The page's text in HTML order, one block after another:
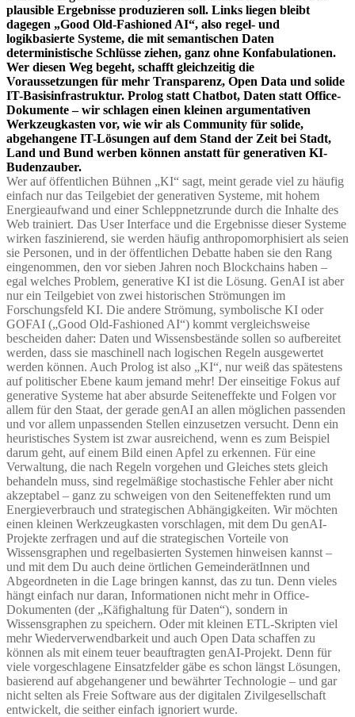
plausible Ergebnisse produzieren soll. Links liegen bleibt
dagegen „Good Old-Fashioned AI“, also regel- und
logikbasierte Systeme, die mit semantischen Daten
deterministische Schlüsse ziehen, ganz ohne Konfabulationen.
Wer diesen Weg begeht, schafft gleichzeitig die
Voraussetzungen für mehr Transparenz, Open Data und solide
IT-Basisinfrastruktur. Prolog statt Chatbot, Daten statt Office-
Dokumente – wir schlagen einen kleinen argumentativen
Werkzeugkasten vor, wie wir als Community für solide,
abgehangene IT-Lösungen auf dem Stand der Zeit bei Stadt,
Land und Bund werben können anstatt für generativen KI-
Budenzauber.
Wer auf öffentlichen Bühnen „KI“ sagt, meint gerade viel zu häufig
einfach nur das Teilgebiet der generativen Systeme, mit hohem
Energieaufwand und einer Schleppnetzrunde durch die Inhalte des
Web trainiert. Das User Interface und die Ergebnisse dieser Systeme
wirken faszinierend, sie werden häufig anthropomorphisiert als seien
sie Personen, und in der öffentlichen Debatte haben sie den Rang
eingenommen, den vor sieben Jahren noch Blockchains haben –
egal welches Problem, generative KI ist die Lösung. GenAI ist aber
nur ein Teilgebiet von zwei historischen Strömungen im
Forschungsfeld KI. Die andere Strömung, symbolische KI oder
GOFAI („Good Old-Fashioned AI“) kommt vergleichsweise
bescheiden daher: Daten und Wissensbestände sollen so aufbereitet
werden, dass sie maschinell nach logischen Regeln ausgewertet
werden können. Auch Prolog ist also „KI“, nur weiß das spätestens
auf politischer Ebene kaum jemand mehr! Der einseitige Fokus auf
generative Systeme hat aber absurde Seiteneffekte und Folgen vor
allem für den Staat, der gerade genAI an allen möglichen passenden
und vor allem unpassenden Stellen einzusetzen versucht. Denn ein
heuristisches System ist zwar ausreichend, wenn es zum Beispiel
darum geht, auf einem Bild einen Apfel zu erkennen. Für eine
Verwaltung, die nach Regeln vorgehen und Gleiches stets gleich
behandeln muss, sind regelmäßige stochastische Fehler aber nicht
akzeptabel – ganz zu schweigen von den Seiteneffekten rund um
Energieverbrauch und strategischen Abhängigkeiten. Wir möchten
einen kleinen Werkzeugkasten vorschlagen, mit dem Du genAI-
Projekte zerfragen und auf die strategischen Vorteile von
Wissensgraphen und regelbasierten Systemen hinweisen kannst –
und mit dem Du auch deine örtlichen GemeinderätInnen und
Abgeordneten in die Lage bringen kannst, das zu tun. Denn vieles
hängt einfach nur daran, Informationen nicht mehr in Office-
Dokumenten (der „Käfighaltung für Daten“), sondern in
Wissensgraphen zu speichern. Oder mit kleinen ETL-Skripten viel
mehr Wiederverwendbarkeit und auch Open Data schaffen zu
können als mit einem teuer beauftragten genAI-Projekt. Denn für
viele vorgeschlagene Einsatzfelder gäbe es schon längst Lösungen,
basierend auf abgehangener und bewährter Technologie – und gar
nicht selten als Freie Software aus der digitalen Zivilgesellschaft
entwickelt, die seither einfach ignoriert wurde.